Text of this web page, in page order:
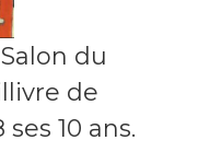
du
de
10 ans.